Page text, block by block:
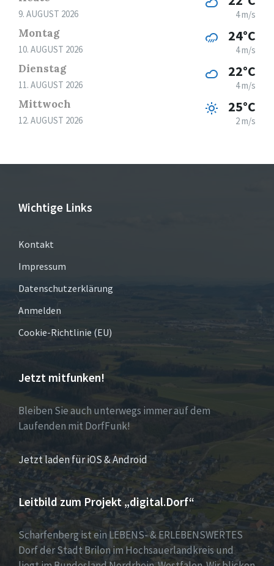
9. AUGUST 2026 4 m/s
Montag
10. AUGUST 2026
24°C
4 m/s
Dienstag
11. AUGUST 2026
22°C
4 m/s
Mittwoch
12. AUGUST 2026
25°C
2 m/s
Wichtige Links
Kontakt
Impressum
Datenschutzerklärung
Anmelden
Cookie-Richtlinie (EU)
Jetzt mitfunken!
Bleiben Sie auch unterwegs immer auf dem
Laufenden mit DorfFunk!
Jetzt laden für iOS & Android
Leitbild zum Projekt „digital.Dorf“
Scharfenberg ist ein LEBENS- & ERLEBENSWERTES
Dorf der Stadt Brilon im Hochsauerlandkreis und